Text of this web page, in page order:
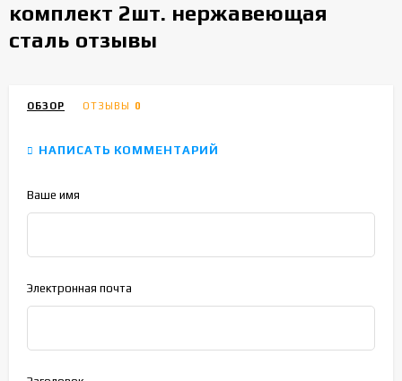
комплект 2шт. нержавеющая
сталь отзывы
ОБЗОР ОТЗЫВЫ 0
НАПИСАТЬ КОММЕНТАРИЙ
Ваше имя
Электронная почта